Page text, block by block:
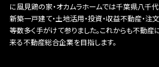
に風見鶏の家・オカムラホームでは千葉県八千
新築一戸建て・土地活用・投資・収益不動産・注
等数多く手がけて参りました。これからも不動
来る不動産総合企業を目指します。